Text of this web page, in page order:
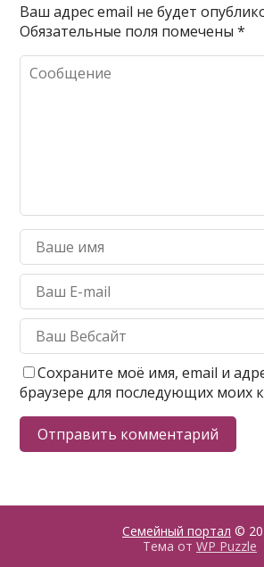
Ваш адрес email не будет
Обязательные поля помечены*
Сохраните моё имя, email и
браузере для последующих моих
Семейный портал ©
Тема от WP Puzzle